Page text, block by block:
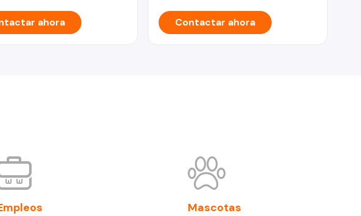
ahora Contactar ahora
Mascotas